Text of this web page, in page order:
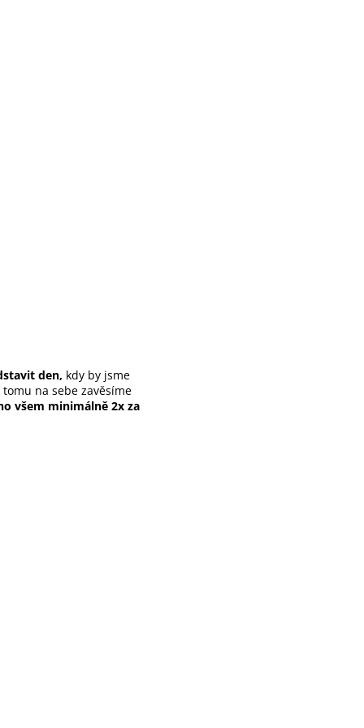
den, kdy by jsme
na sebe zavěsíme
všem minimálně 2x za